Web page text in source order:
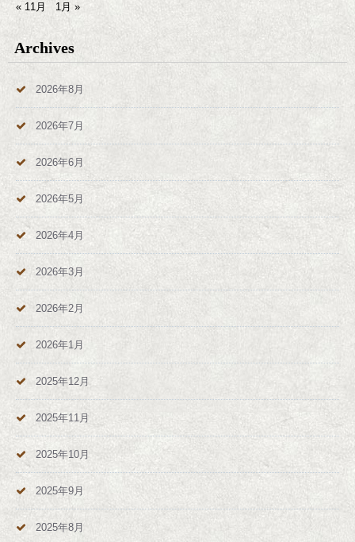
« 11月 1月 »
Archives
2026年8月
2026年7月
2026年6月
2026年5月
2026年4月
2026年3月
2026年2月
2026年1月
2025年12月
2025年11月
2025年10月
2025年9月
2025年8月